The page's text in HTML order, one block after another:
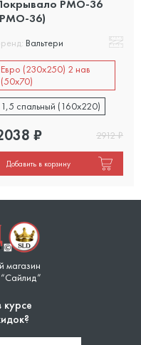
PMO-36
36)
Вальтери
Евро (230х250) 2 нав
(50х70)
1,5 спальный (160x220)
₽ 2912₽
Добавить в корзину
магазин
“Сайлид”